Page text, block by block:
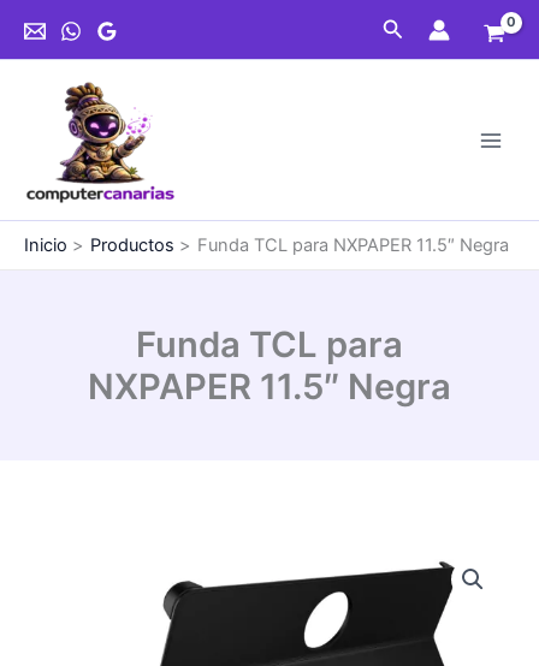
Buscar
Inicio Productos Funda TCL para NXPAPER 11.5″ Negra
Funda TCL para
NXPAPER 11.5″ Negra